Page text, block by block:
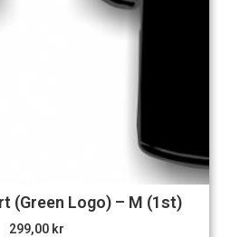
(Green Logo) – M (1st)
299,00 kr